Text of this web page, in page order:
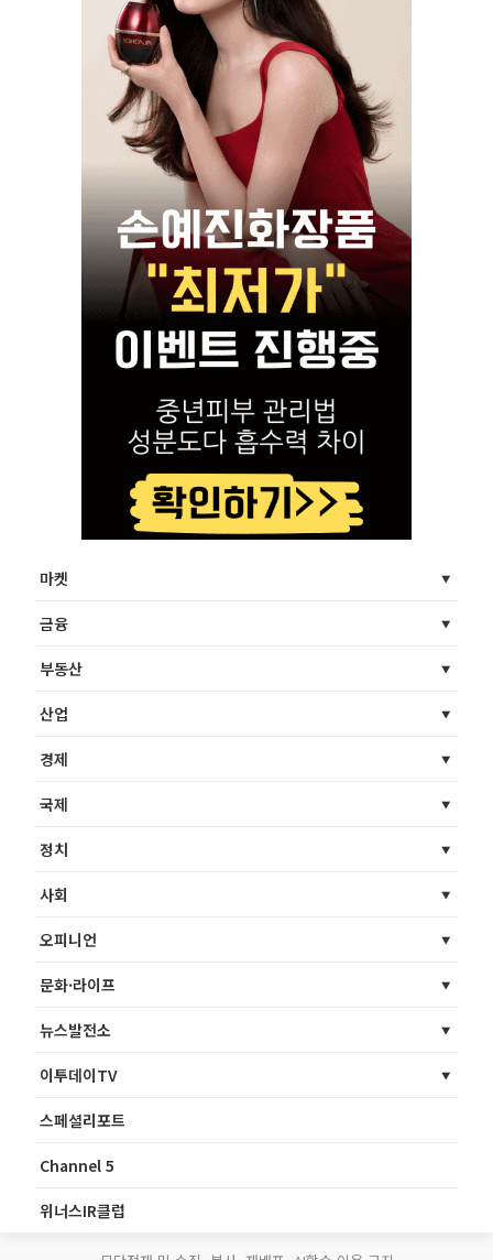
마켓
금융
부동산
산업
경제
국제
정치
사회
오피니언
문화·라이프
뉴스발전소
이투데이TV
스페셜리포트
Channel 5
위너스IR클럽